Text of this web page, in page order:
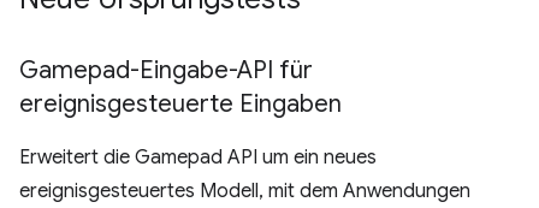
Gamepad-Eingabe-API für
ereignisgesteuerte Eingaben
Erweitert die Gamepad API um ein neues
ereignisgesteuertes Modell, mit dem Anwendungen